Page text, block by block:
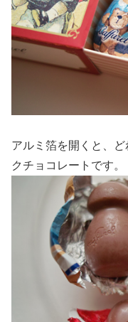
アルミ箔を開くと、
クチョコレートです。